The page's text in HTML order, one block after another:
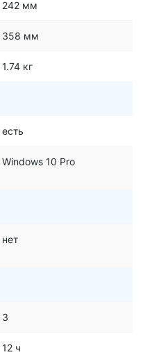
242 мм
358 мм
1.74 кг
есть
Windows 10 Pro
нет
3
12 ч